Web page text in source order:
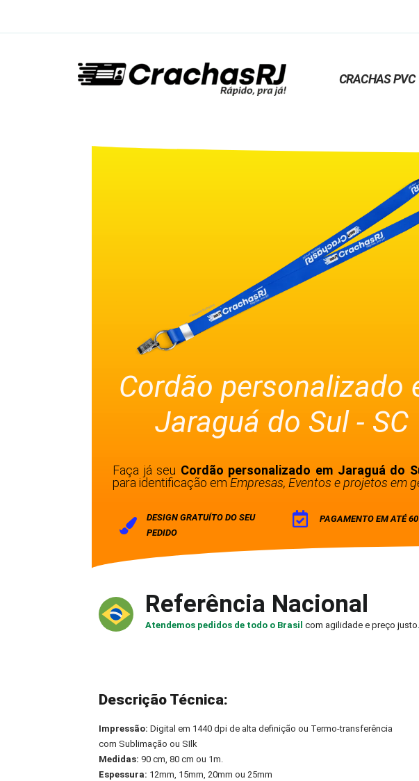
CRACHAS PVC
Cordão personalizado
Jaraguá do Sul - SC
Faça já seu Cordão personalizado em Jaraguá do
para identificação emEmpresas, Eventos e projetos em
DESIGN GRATUÍTO DO SEU
PEDIDO
PAGAMENTO EM ATÉ
Referência Nacional
Atendemos pedidos de todo o Brasilcom agilidade e preço justo.
Descrição Técnica:
Impressão: Digital em 1440 dpi de alta definição ou Termo-transferência
com Sublimação ou SIlk
Medidas: 90 cm, 80 cm ou 1m.
Espessura: 12mm, 15mm, 20mm ou 25mm